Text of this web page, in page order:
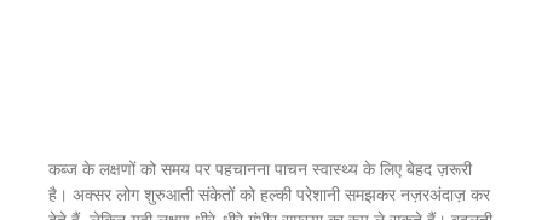
कब्ज के लक्षणों को समय पर पहचानना पाचन स्वास्थ्य के लिए बेहद ज़रूरी
है। अक्सर लोग शुरुआती संकेतों को हल्की परेशानी समझकर नज़रअंदाज़ कर